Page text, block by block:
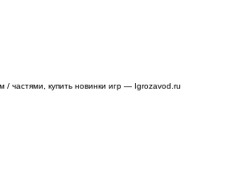
частями, купить новинки игр — Igrozavod.ru